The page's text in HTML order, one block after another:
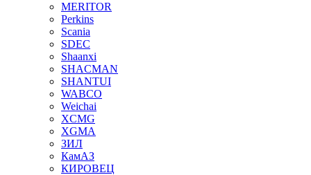
MERITOR
Perkins
Scania
SDEC
Shaanxi
SHACMAN
SHANTUI
WABCO
Weichai
XCMG
XGMA
ЗИЛ
КамАЗ
КИРОВЕЦ